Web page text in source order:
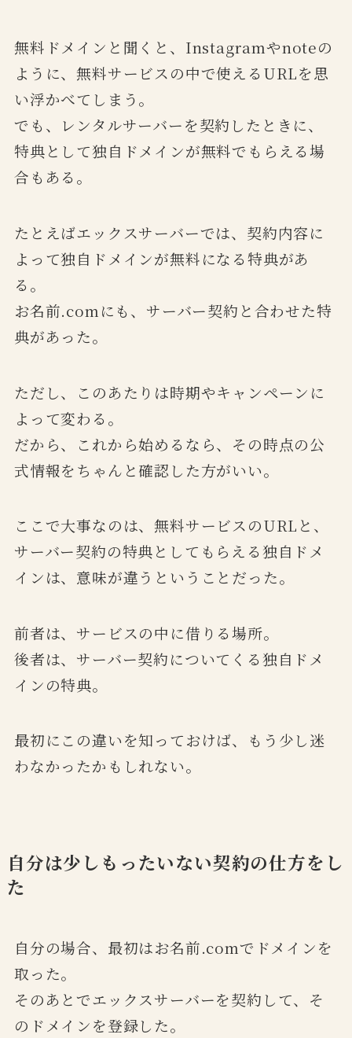
無料ドメインと聞くと、Instagramやnoteの
ように、無料サービスの中で使えるURLを思
い浮かべてしまう。
でも、レンタルサーバーを契約したときに、
特典として独自ドメインが無料でもらえる場
合もある。
たとえばエックスサーバーでは、契約内容に
よって独自ドメインが無料になる特典があ
る。
お名前.comにも、サーバー契約と合わせた特
典があった。
ただし、このあたりは時期やキャンペーンに
よって変わる。
だから、これから始めるなら、その時点の公
式情報をちゃんと確認した方がいい。
ここで大事なのは、無料サービスのURLと、
サーバー契約の特典としてもらえる独自ドメ
インは、意味が違うということだった。
前者は、サービスの中に借りる場所。
後者は、サーバー契約についてくる独自ドメ
インの特典。
最初にこの違いを知っておけば、もう少し迷
わなかったかもしれない。
自分は少しもったいない契約の仕方をし
た
自分の場合、最初はお名前.comでドメインを
取った。
そのあとでエックスサーバーを契約して、そ
のドメインを登録した。